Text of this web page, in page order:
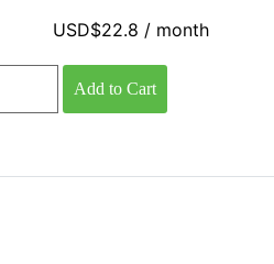
USD$22.8 / month
Add to Cart